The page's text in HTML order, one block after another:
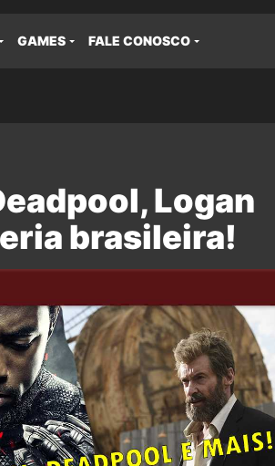
GAMES FALE CONOSCO
Logan
brasileira!